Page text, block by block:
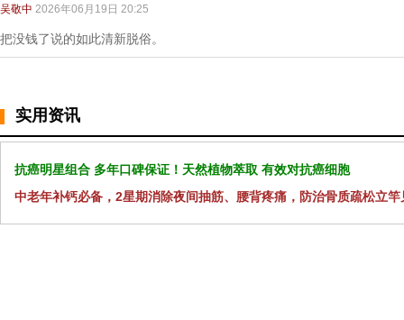
吴敬中 2026年06月19日 20:25
把没钱了说的如此清新脱俗。
实用资讯
抗癌明星组合 多年口碑保证！天然植物萃取 有效对抗癌细胞
中老年补钙必备，2星期消除夜间抽筋、腰背疼痛，防治骨质疏松立竿